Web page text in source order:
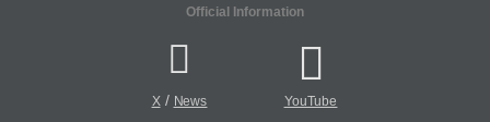
Official Information
X/ News YouTube